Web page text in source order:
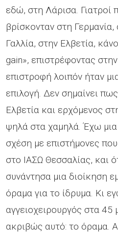
εδώ, στη Λάρισα. Γιατροί
βρίσκονταν στη Γερμανία,
Γαλλία, στην Ελβετία,
gain», επιστρέφοντας
επιστροφή λοιπόν ήταν
επιλογή. Δεν σημαίνει
Ελβετία και ερχόμενος
ψηλά στα χαμηλά. Έχω
σχέση με επιστήμονες
στο ΙΑΣΩ Θεσσαλίας, και
συνάντησα μια διοίκηση
όραμα για το ίδρυμα. Κι
αγγειοχειρουργός στα 45
ακριβώς αυτό: το όραμα.